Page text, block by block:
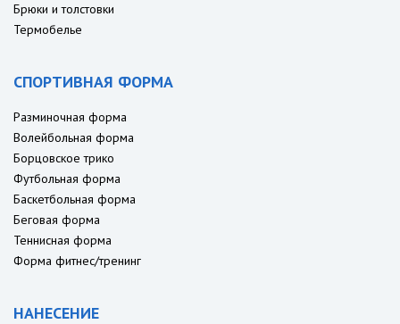
Брюки и толстовки
Термобелье
СПОРТИВНАЯ ФОРМА
Разминочная форма
Волейбольная форма
Борцовское трико
Футбольная форма
Баскетбольная форма
Беговая форма
Теннисная форма
Форма фитнес/тренинг
НАНЕСЕНИЕ